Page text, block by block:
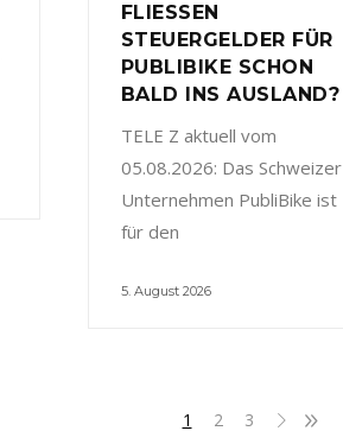
FLIESSEN
STEUERGELDER FÜR
PUBLIBIKE SCHON
BALD INS AUSLAND?
TELE Z aktuell vom
05.08.2026: Das Schweizer
Unternehmen PubliBike ist
für den
5. August 2026
1 2 3